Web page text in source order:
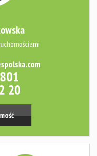
20